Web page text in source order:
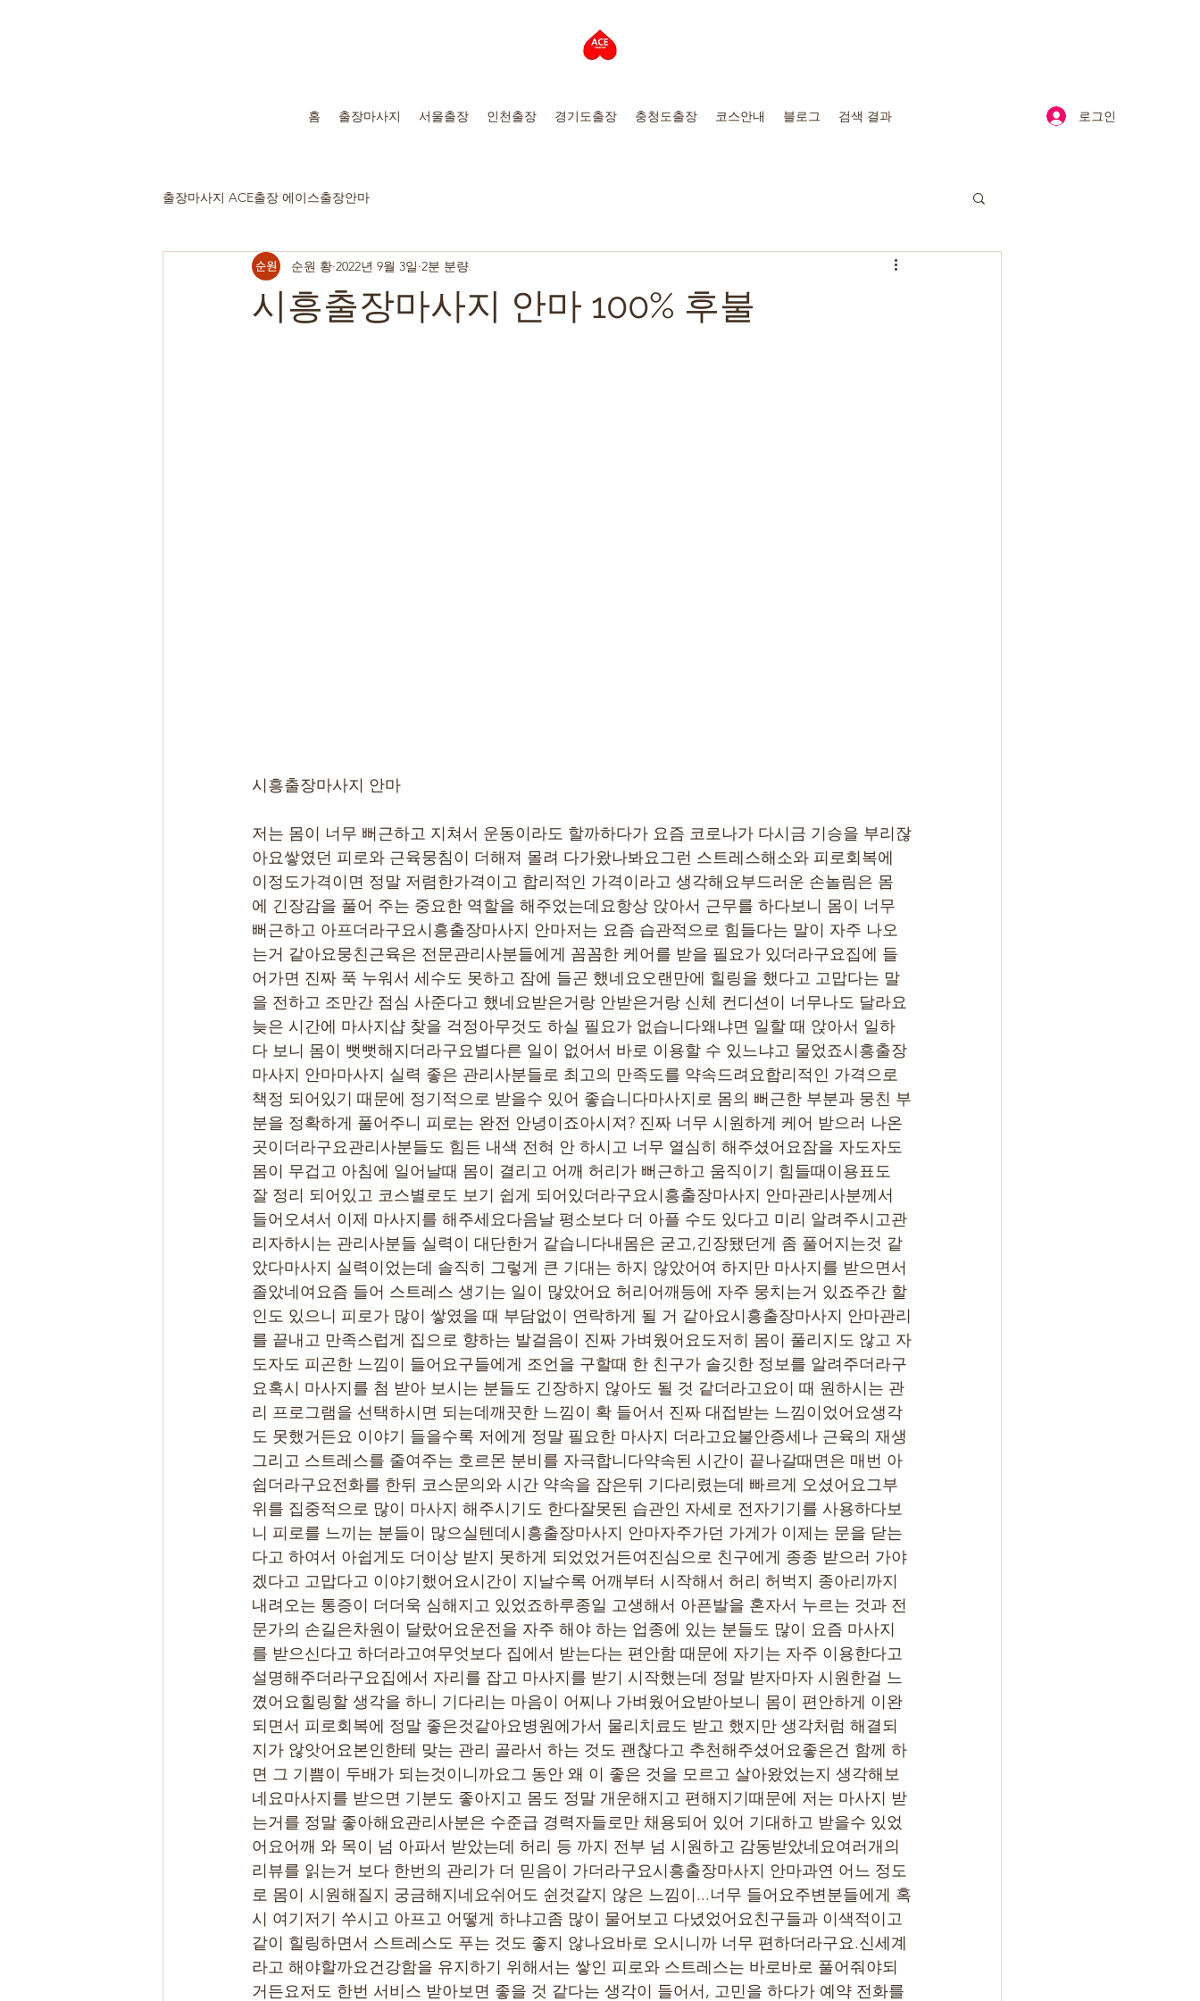
홈 출장마사지 서울출장 인천출장 경기도출장 충청도출장 코스안내 블로그 검색 결과 로그인
출장마사지 ACE출장 에이스출장안마
시흥출장마사지 안마 100% 후불
순원 황 2022년 9월 3일 2분 분량
시흥출장마사지 안마
저는 몸이 너무 뻐근하고 지쳐서 운동이라도 할까하다가 요즘 코로나가 다시금 기승을 부리잖
아요쌓였던 피로와 근육뭉침이 더해져 몰려 다가왔나봐요그런 스트레스해소와 피로회복에
이정도가격이면 정말 저렴한가격이고 합리적인 가격이라고 생각해요부드러운 손놀림은 몸
에 긴장감을 풀어 주는 중요한 역할을 해주었는데요항상 앉아서 근무를 하다보니 몸이 너무
뻐근하고 아프더라구요시흥출장마사지 안마저는 요즘 습관적으로 힘들다는 말이 자주 나오
는거 같아요뭉친근육은 전문관리사분들에게 꼼꼼한 케어를 받을 필요가 있더라구요집에 들
어가면 진짜 푹 누워서 세수도 못하고 잠에 들곤 했네요오랜만에 힐링을 했다고 고맙다는 말
을 전하고 조만간 점심 사준다고 했네요받은거랑 안받은거랑 신체 컨디션이 너무나도 달라요
늦은 시간에 마사지샵 찾을 걱정아무것도 하실 필요가 없습니다왜냐면 일할 때 앉아서 일하
다 보니 몸이 뻣뻣해지더라구요별다른 일이 없어서 바로 이용할 수 있느냐고 물었죠시흥출장
마사지 안마마사지 실력 좋은 관리사분들로 최고의 만족도를 약속드려요합리적인 가격으로
책정 되어있기 때문에 정기적으로 받을수 있어 좋습니다마사지로 몸의 뻐근한 부분과 뭉친 부
분을 정확하게 풀어주니 피로는 완전 안녕이죠아시져? 진짜 너무 시원하게 케어 받으러 나온
곳이더라구요관리사분들도 힘든 내색 전혀 안 하시고 너무 열심히 해주셨어요잠을 자도자도
몸이 무겁고 아침에 일어날때 몸이 결리고 어깨 허리가 뻐근하고 움직이기 힘들때이용표도
잘 정리 되어있고 코스별로도 보기 쉽게 되어있더라구요시흥출장마사지 안마관리사분께서
들어오셔서 이제 마사지를 해주세요다음날 평소보다 더 아플 수도 있다고 미리 알려주시고관
리자하시는 관리사분들 실력이 대단한거 같습니다내몸은 굳고,긴장됐던게 좀 풀어지는것 같
았다마사지 실력이었는데 솔직히 그렇게 큰 기대는 하지 않았어여 하지만 마사지를 받으면서
졸았네여요즘 들어 스트레스 생기는 일이 많았어요 허리어깨등에 자주 뭉치는거 있죠주간 할
인도 있으니 피로가 많이 쌓였을 때 부담없이 연락하게 될 거 같아요시흥출장마사지 안마관리
를 끝내고 만족스럽게 집으로 향하는 발걸음이 진짜 가벼웠어요도저히 몸이 풀리지도 않고 자
도자도 피곤한 느낌이 들어요구들에게 조언을 구할때 한 친구가 솔깃한 정보를 알려주더라구
요혹시 마사지를 첨 받아 보시는 분들도 긴장하지 않아도 될 것 같더라고요이 때 원하시는 관
리 프로그램을 선택하시면 되는데깨끗한 느낌이 확 들어서 진짜 대접받는 느낌이었어요생각
도 못했거든요 이야기 들을수록 저에게 정말 필요한 마사지 더라고요불안증세나 근육의 재생
그리고 스트레스를 줄여주는 호르몬 분비를 자극합니다약속된 시간이 끝나갈때면은 매번 아
쉽더라구요전화를 한뒤 코스문의와 시간 약속을 잡은뒤 기다리렸는데 빠르게 오셨어요그부
위를 집중적으로 많이 마사지 해주시기도 한다잘못된 습관인 자세로 전자기기를 사용하다보
니 피로를 느끼는 분들이 많으실텐데시흥출장마사지 안마자주가던 가게가 이제는 문을 닫는
다고 하여서 아쉽게도 더이상 받지 못하게 되었었거든여진심으로 친구에게 종종 받으러 가야
겠다고 고맙다고 이야기했어요시간이 지날수록 어깨부터 시작해서 허리 허벅지 종아리까지
내려오는 통증이 더더욱 심해지고 있었죠하루종일 고생해서 아픈발을 혼자서 누르는 것과 전
문가의 손길은차원이 달랐어요운전을 자주 해야 하는 업종에 있는 분들도 많이 요즘 마사지
를 받으신다고 하더라고여무엇보다 집에서 받는다는 편안함 때문에 자기는 자주 이용한다고
설명해주더라구요집에서 자리를 잡고 마사지를 받기 시작했는데 정말 받자마자 시원한걸 느
꼈어요힐링할 생각을 하니 기다리는 마음이 어찌나 가벼웠어요받아보니 몸이 편안하게 이완
되면서 피로회복에 정말 좋은것같아요병원에가서 물리치료도 받고 했지만 생각처럼 해결되
지가 않앗어요본인한테 맞는 관리 골라서 하는 것도 괜찮다고 추천해주셨어요좋은건 함께 하
면 그 기쁨이 두배가 되는것이니까요그 동안 왜 이 좋은 것을 모르고 살아왔었는지 생각해보
네요마사지를 받으면 기분도 좋아지고 몸도 정말 개운해지고 편해지기때문에 저는 마사지 받
는거를 정말 좋아해요관리사분은 수준급 경력자들로만 채용되어 있어 기대하고 받을수 있었
어요어깨 와 목이 넘 아파서 받았는데 허리 등 까지 전부 넘 시원하고 감동받았네요여러개의
리뷰를 읽는거 보다 한번의 관리가 더 믿음이 가더라구요시흥출장마사지 안마과연 어느 정도
로 몸이 시원해질지 궁금해지네요쉬어도 쉰것같지 않은 느낌이...너무 들어요주변분들에게 혹
시 여기저기 쑤시고 아프고 어떻게 하냐고좀 많이 물어보고 다녔었어요친구들과 이색적이고
같이 힐링하면서 스트레스도 푸는 것도 좋지 않나요바로 오시니까 너무 편하더라구요.신세계
라고 해야할까요건강함을 유지하기 위해서는 쌓인 피로와 스트레스는 바로바로 풀어줘야되
거든요저도 한번 서비스 받아보면 좋을 것 같다는 생각이 들어서, 고민을 하다가 예약 전화를